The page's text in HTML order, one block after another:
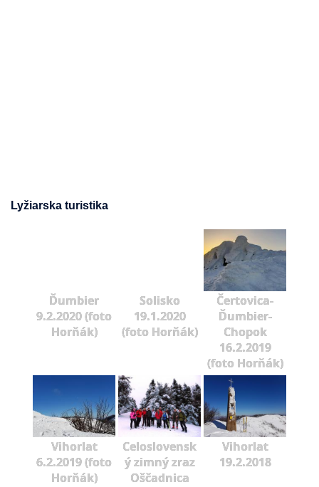
Lyžiarska turistika
Ďumbier
9.2.2020 (foto
Horňák)
Solisko
19.1.2020
(foto Horňák)
Čertovica-
Ďumbier-
Chopok
16.2.2019
(foto Horňák)
Vihorlat
6.2.2019 (foto
Horňák)
Celoslovensk
ý zimný zraz
Oščadnica
Vihorlat
19.2.2018